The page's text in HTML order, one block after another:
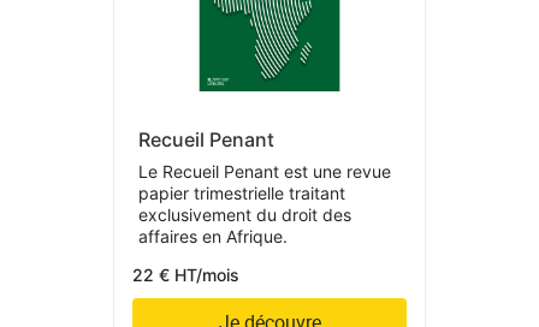
Recueil Penant
Le Recueil Penant est une revue
papier trimestrielle traitant
exclusivement du droit des
affaires en Afrique.
22 € HT/mois